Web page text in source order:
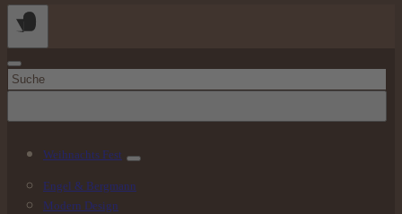
Suchen
nach:
Weihnachts Fest
Engel & Bergmann
Modern Design